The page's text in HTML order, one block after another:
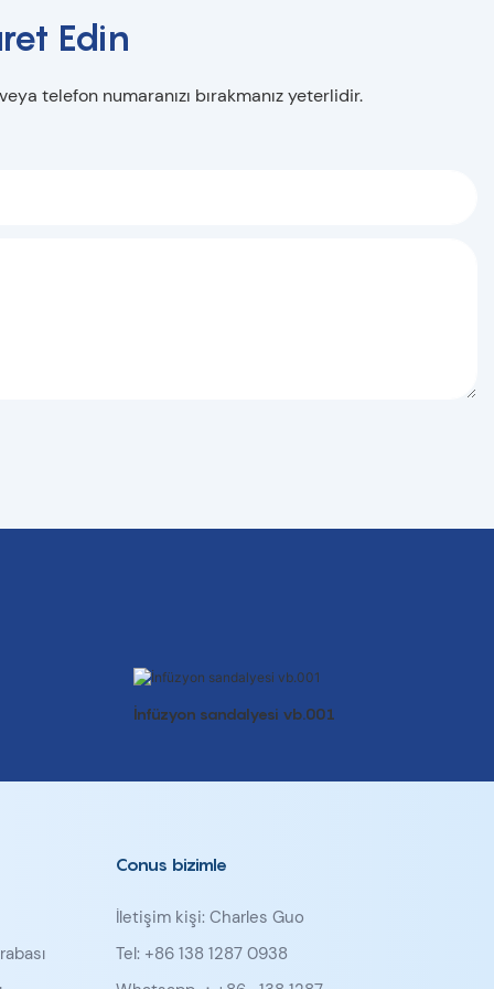
Edin
telefon numaranızı bırakmanız yeterlidir.
İnfüzyon sandalyesi vb.001
Conus bizimle
İletişim kişi: Charles Guo
Tel: +86 138 1287 0938